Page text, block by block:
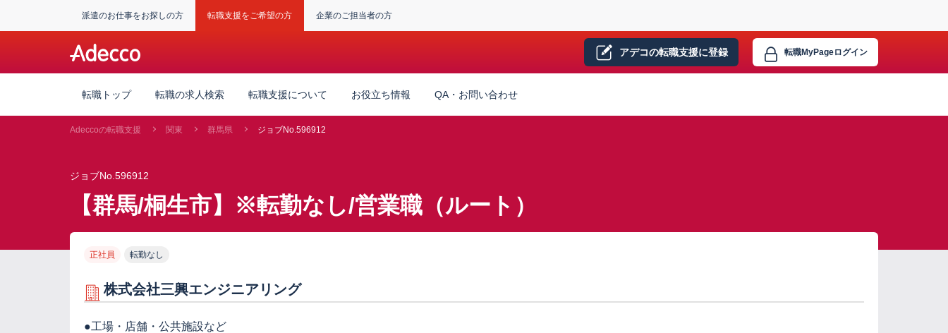
派遣のお仕事をお探しの方 転職支援をご希望の方 企業のご担当者の方
アデコの転職支援に登録 転職MyPageログイン
転職トップ 転職の求人検索 転職支援について お役立ち情報 QA・お問い合わせ
Adeccoの転職支援 関東 群馬県 ジョブNo.596912
ジョブNo.596912
【群馬/桐生市】※転勤なし/営業職（ルート）
正社員 転勤なし
株式会社三興エンジニアリング
●工場・店舗・公共施設など